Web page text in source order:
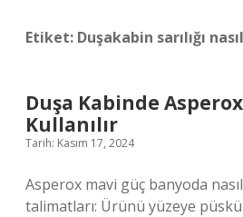
Etiket: Duşakabin sarılığı
Duşa Kabinde
Kullanılır
Tarih: Kasım 17, 2024
Asperox mavi güç banyoda
talimatları: Ürünü yüzeye